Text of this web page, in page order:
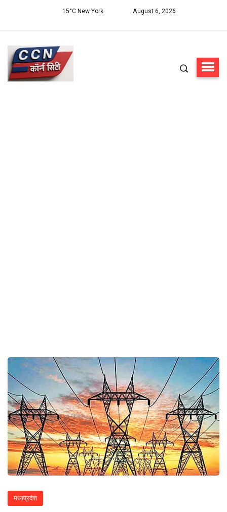
15°C New York August 6, 2026
मध्यप्रदेश